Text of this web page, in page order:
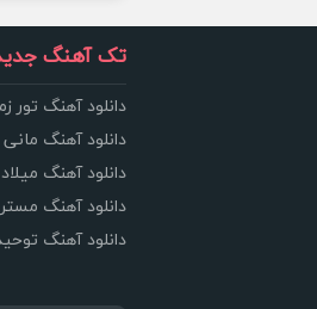
تک آهنگ
دانلود آهنگ تور
دانلود آهنگ
دانلود آهنگ
دانلود آهنگ مستر
دانلود آهنگ